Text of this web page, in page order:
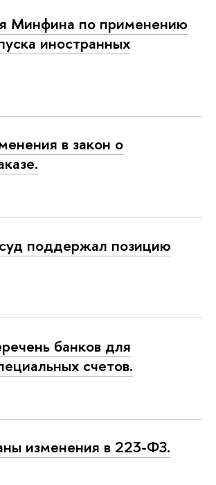
Минфина по применению
иностранных
в закон о
поддержал позицию
банков для
счетов.
изменения в 223-ФЗ.